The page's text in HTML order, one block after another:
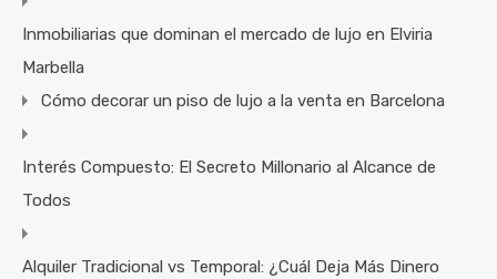
Inmobiliarias que dominan el mercado de lujo en Elviria
Marbella
Cómo decorar un piso de lujo a la venta en Barcelona
Interés Compuesto: El Secreto Millonario al Alcance de
Todos
Alquiler Tradicional vs Temporal: ¿Cuál Deja Más Dinero